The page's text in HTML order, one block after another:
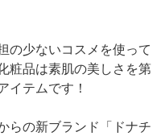
の少ないコスメを使って
粧品は素肌の美しさを第
イテムです！
らの新ブランド「ドナチ